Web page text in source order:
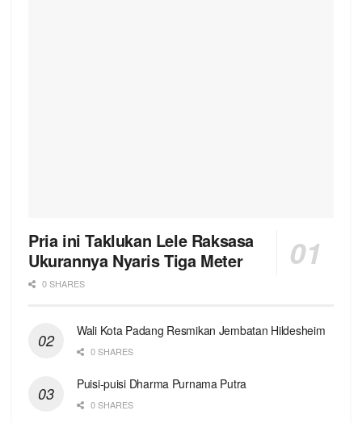
Pria ini Taklukan Lele Raksasa
Ukurannya Nyaris Tiga Meter
0 SHARES
Wali Kota Padang Resmikan Jembatan Hildesheim
0 SHARES
Puisi-puisi Dharma Purnama Putra
0 SHARES